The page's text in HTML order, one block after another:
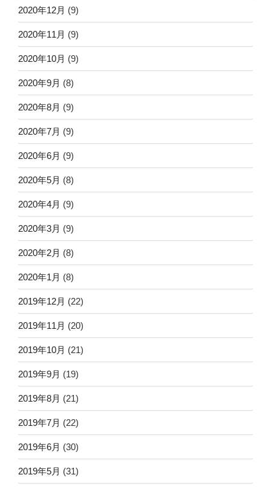
2020年12月 (9)
2020年11月 (9)
2020年10月 (9)
2020年9月 (8)
2020年8月 (9)
2020年7月 (9)
2020年6月 (9)
2020年5月 (8)
2020年4月 (9)
2020年3月 (9)
2020年2月 (8)
2020年1月 (8)
2019年12月 (22)
2019年11月 (20)
2019年10月 (21)
2019年9月 (19)
2019年8月 (21)
2019年7月 (22)
2019年6月 (30)
2019年5月 (31)